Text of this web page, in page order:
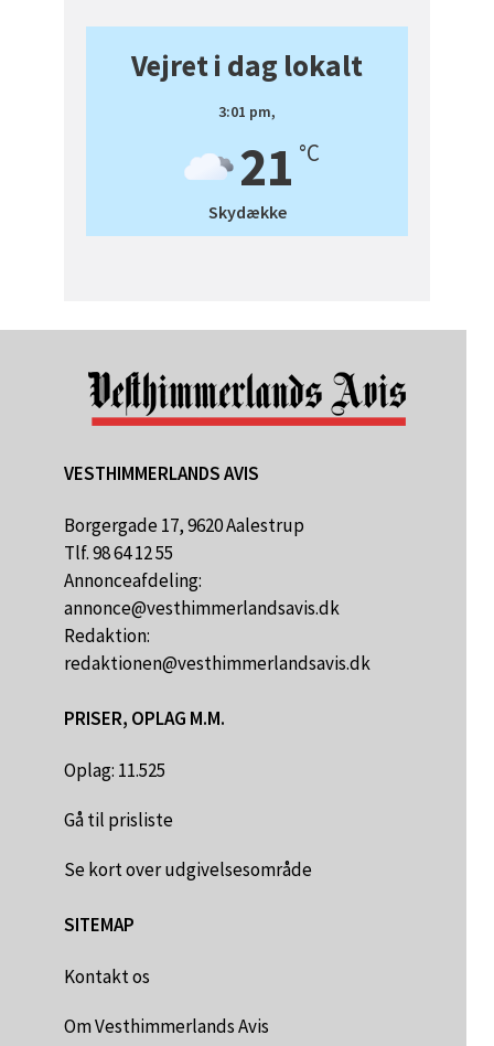
Vejret i dag lokalt
3:01 pm,
21 °C
Skydække
VESTHIMMERLANDS AVIS
Borgergade 17, 9620 Aalestrup
Tlf. 98 64 12 55
Annonceafdeling:
annonce@vesthimmerlandsavis.dk
Redaktion:
redaktionen@vesthimmerlandsavis.dk
PRISER, OPLAG M.M.
Oplag: 11.525
Gå til prisliste
Se kort over udgivelsesområde
SITEMAP
Kontakt os
Om Vesthimmerlands Avis